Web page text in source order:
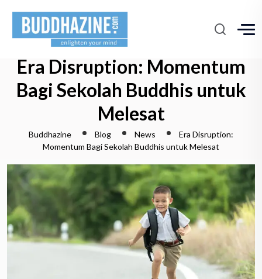
Era Disruption: Momentum
Bagi Sekolah Buddhis untuk
Melesat
Buddhazine Blog News
Era Disruption:
Momentum Bagi Sekolah Buddhis untuk Melesat